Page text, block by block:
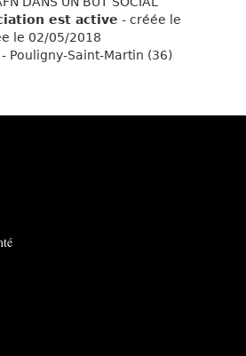
est active - créée le
le 02/05/2018
- Pouligny-Saint-Martin (36)